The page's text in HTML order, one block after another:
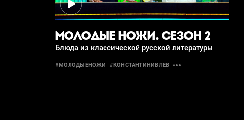
МОЛОДЫЕ НОЖИ. СЕЗОН 2
Блюда из классической русской литературы
#МОЛОДЫЕНОЖИ #КОНСТАНТИНИВЛЕВ